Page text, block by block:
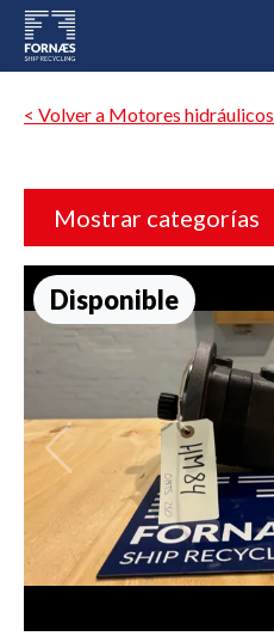
< Volver a Motores hidráulicos
Mostrar categorías
Disponible